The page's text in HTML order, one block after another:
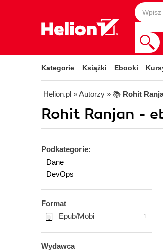
Kategorie Książki Ebooki
Helion.pl » Autorzy » 📚 Rohit
Rohit Ranjan -
Podkategorie:
Dane
DevOps
Format
Epub/Mobi
1
Wydawca